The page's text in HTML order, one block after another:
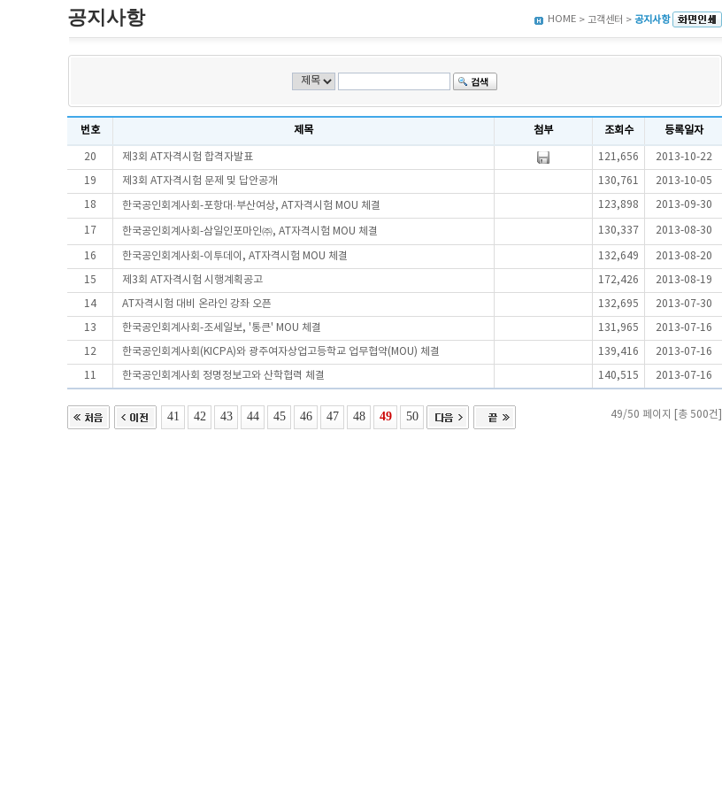
공지사항 HOME > 고객센터 > 공지사항
번호 제목 첨부 조회수 등록일자
20 제3회 AT자격시험 합격자발표 121,656 2013-10-22
19 제3회 AT자격시험 문제 및 답안공개 130,761 2013-10-05
18 한국공인회계사회-포항대·부산여상, AT자격시험 MOU 체결 123,898 2013-09-30
17 한국공인회계사회-삼일인포마인㈜, AT자격시험 MOU 체결 130,337 2013-08-30
16 한국공인회계사회-이투데이, AT자격시험 MOU 체결 132,649 2013-08-20
15 제3회 AT자격시험 시행계획공고 172,426 2013-08-19
14 AT자격시험 대비 온라인 강좌 오픈 132,695 2013-07-30
13 한국공인회계사회-조세일보, '통큰' MOU 체결 131,965 2013-07-16
12 한국공인회계사회(KICPA)와 광주여자상업고등학교 업무협약(MOU) 체결 139,416 2013-07-16
11 한국공인회계사회 정명정보고와 산학협력 체결 140,515 2013-07-16
41 42 43 44 45 46 47 48 49 50 49/50 페이지 [총 500건]